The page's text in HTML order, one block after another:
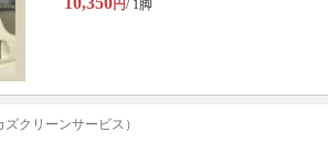
円/ 1脚
クリーンサービス）